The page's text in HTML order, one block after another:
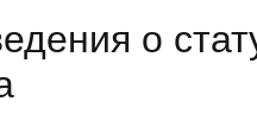
о